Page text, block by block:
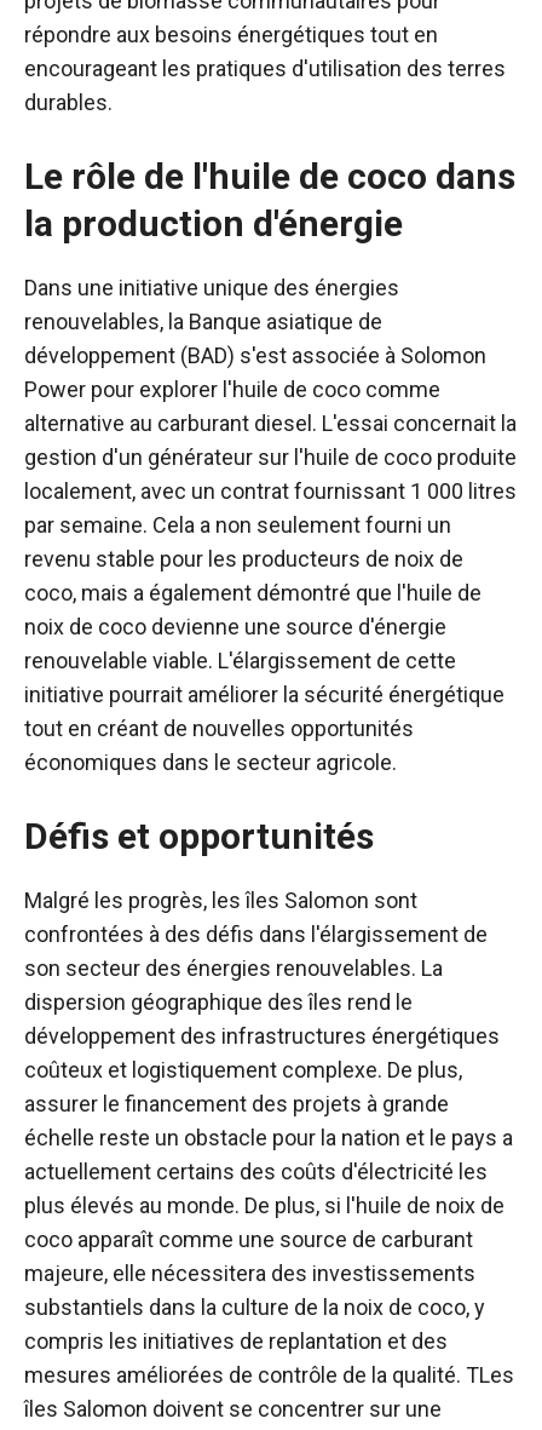
répondre aux besoins énergétiques tout en
encourageant les pratiques d'utilisation des terres
durables.
Le rôle de l'huile de coco dans
la production d'énergie
Dans une initiative unique des énergies
renouvelables, la Banque asiatique de
développement (BAD) s'est associée à Solomon
Power pour explorer l'huile de coco comme
alternative au carburant diesel. L'essai concernait la
gestion d'un générateur sur l'huile de coco produite
localement, avec un contrat fournissant 1 000 litres
par semaine. Cela a non seulement fourni un
revenu stable pour les producteurs de noix de
coco, mais a également démontré que l'huile de
noix de coco devienne une source d'énergie
renouvelable viable. L'élargissement de cette
initiative pourrait améliorer la sécurité énergétique
tout en créant de nouvelles opportunités
économiques dans le secteur agricole.
Défis et opportunités
Malgré les progrès, les îles Salomon sont
confrontées à des défis dans l'élargissement de
son secteur des énergies renouvelables. La
dispersion géographique des îles rend le
développement des infrastructures énergétiques
coûteux et logistiquement complexe. De plus,
assurer le financement des projets à grande
échelle reste un obstacle pour la nation et le pays a
actuellement certains des coûts d'électricité les
plus élevés au monde. De plus, si l'huile de noix de
coco apparaît comme une source de carburant
majeure, elle nécessitera des investissements
substantiels dans la culture de la noix de coco, y
compris les initiatives de replantation et des
mesures améliorées de contrôle de la qualité. TLes
îles Salomon doivent se concentrer sur une